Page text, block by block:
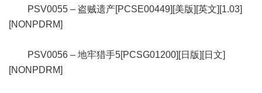
PSV0055 – 盗贼遗产[PCSE00449][美版][英文][1.03]
[NONPDRM]
PSV0056 – 地牢猎手5[PCSG01200][日版][日文]
[NONPDRM]